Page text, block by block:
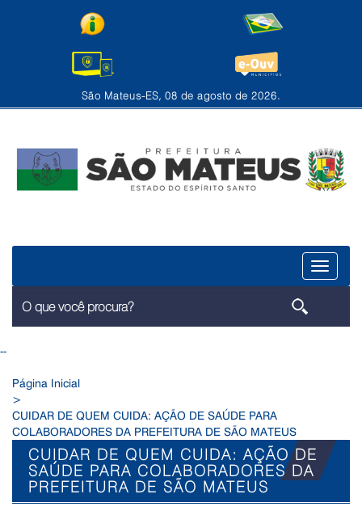
São Mateus-ES, 08 de agosto de 2026.
Menu
--
Página Inicial
>
CUIDAR DE QUEM CUIDA: AÇÃO DE SAÚDE PARA
COLABORADORES DA PREFEITURA DE SÃO MATEUS
CUIDAR DE QUEM CUIDA: AÇÃO DE
SAÚDE PARA COLABORADORES DA
PREFEITURA DE SÃO MATEUS